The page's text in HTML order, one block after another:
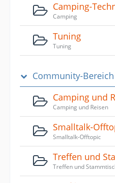
Camping-
Camping
Tuning
Tuning
Community-Bereich
Camping und
Camping und Reisen
Smalltalk-
Smalltalk-Offtopic
Treffen und
Treffen und